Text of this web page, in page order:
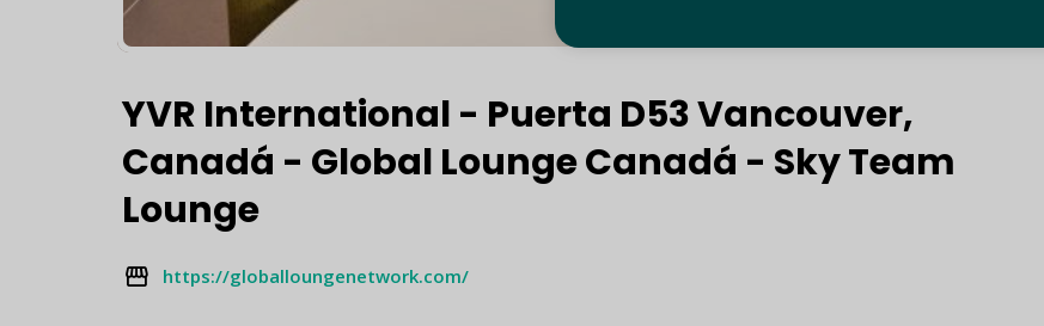
YVR International - Puerta D53 Vancouver,
Canadá - Global Lounge Canadá - Sky Team
Lounge
https://globalloungenetwork.com/